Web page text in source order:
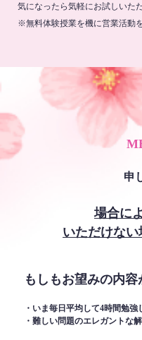
気になったら気軽にお試しいた
※無料体験授業を機に営業活動
申
場合に
いただけない
もしもお望みの内容
・いま毎日平均して4時間勉
・難しい問題のエレガントな